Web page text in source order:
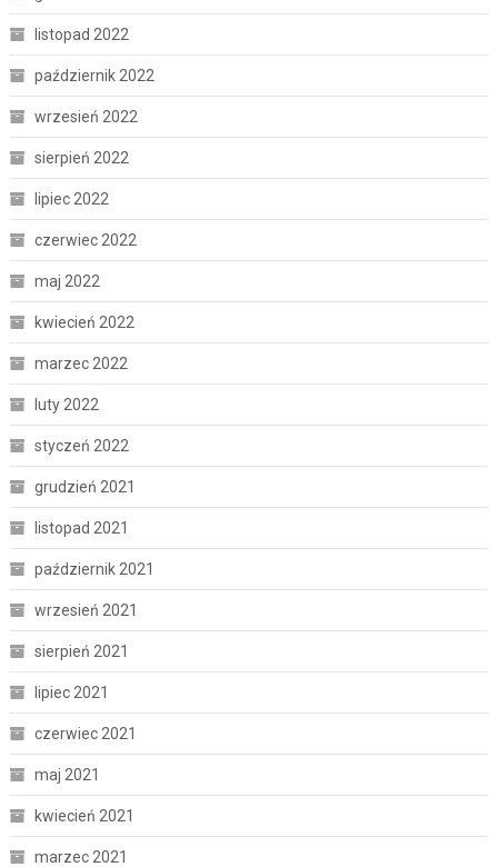
listopad 2022
październik 2022
wrzesień 2022
sierpień 2022
lipiec 2022
czerwiec 2022
maj 2022
kwiecień 2022
marzec 2022
luty 2022
styczeń 2022
grudzień 2021
listopad 2021
październik 2021
wrzesień 2021
sierpień 2021
lipiec 2021
czerwiec 2021
maj 2021
kwiecień 2021
marzec 2021